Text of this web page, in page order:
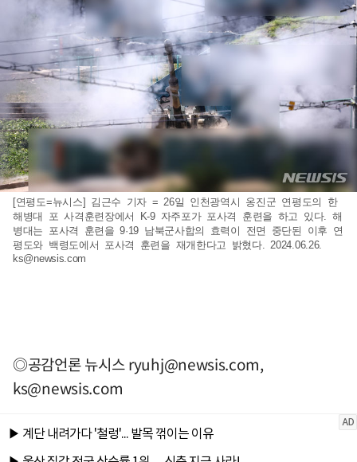
[연평도=뉴시스] 김근수 기자 = 26일 인천광역시 옹진군 연평도의 한
해병대 포 사격훈련장에서 K-9 자주포가 포사격 훈련을 하고 있다. 해
병대는 포사격 훈련을 9·19 남북군사합의 효력이 전면 중단된 이후 연
평도와 백령도에서 포사격 훈련을 재개한다고 밝혔다. 2024.06.26.
ks@newsis.com
◎공감언론 뉴시스ryuhj@newsis.com,
ks@newsis.com